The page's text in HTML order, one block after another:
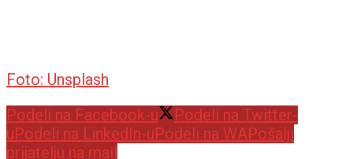
Foto: Unsplash
Podeli na Facebook-u
Podeli na Twitter-
u Podeli na LinkedIn-u Podeli na WAPošalji
prijatelju na mail